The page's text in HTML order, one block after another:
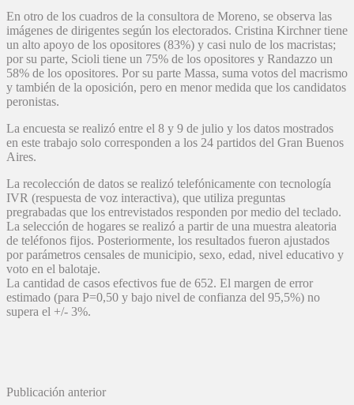
En otro de los cuadros de la consultora de Moreno, se observa las
imágenes de dirigentes según los electorados. Cristina Kirchner tiene
un alto apoyo de los opositores (83%) y casi nulo de los macristas;
por su parte, Scioli tiene un 75% de los opositores y Randazzo un
58% de los opositores. Por su parte Massa, suma votos del macrismo
y también de la oposición, pero en menor medida que los candidatos
peronistas.
La encuesta se realizó entre el 8 y 9 de julio y los datos mostrados
en este trabajo solo corresponden a los 24 partidos del Gran Buenos
Aires.
La recolección de datos se realizó telefónicamente con tecnología
IVR (respuesta de voz interactiva), que utiliza preguntas
pregrabadas que los entrevistados responden por medio del teclado.
La selección de hogares se realizó a partir de una muestra aleatoria
de teléfonos fijos. Posteriormente, los resultados fueron ajustados
por parámetros censales de municipio, sexo, edad, nivel educativo y
voto en el balotaje.
La cantidad de casos efectivos fue de 652. El margen de error
estimado (para P=0,50 y bajo nivel de confianza del 95,5%) no
supera el +/- 3%.
Publicación anterior